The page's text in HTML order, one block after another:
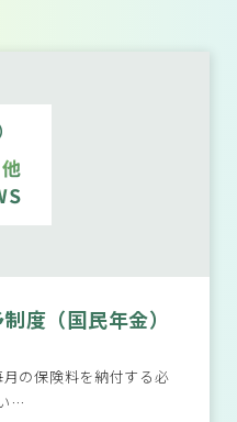
度（国民年金）
の保険料を納付する必
…